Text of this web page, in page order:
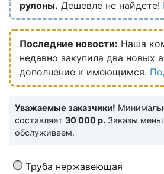
рулоны. Дешевле не найдете!
Последние новости: Наша
недавно закупила два новых
дополнение к имеющимся.
Уважаемые заказчики!
составляет 30 000 р. Заказы
обслуживаем.
Труба нержавеющая